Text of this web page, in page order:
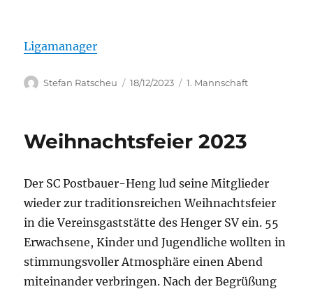
Ligamanager
Autor
Stefan Ratscheu
Veröffentlicht
18/12/2023 Kategorien
1. Mannschaft
Weihnachtsfeier 2023
Der SC Postbauer-Heng lud seine Mitglieder
wieder zur traditionsreichen Weihnachtsfeier
in die Vereinsgaststätte des Henger SV ein. 55
Erwachsene, Kinder und Jugendliche wollten in
stimmungsvoller Atmosphäre einen Abend
miteinander verbringen. Nach der Begrüßung